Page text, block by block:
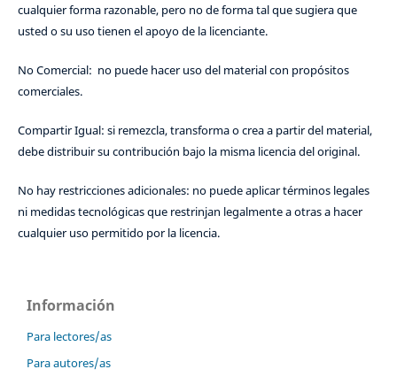
cualquier forma razonable, pero no de forma tal que sugiera que
usted o su uso tienen el apoyo de la licenciante.
No Comercial: no puede hacer uso del material con propósitos
comerciales.
Compartir Igual: si remezcla, transforma o crea a partir del material,
debe distribuir su contribución bajo la misma licencia del original.
No hay restricciones adicionales: no puede aplicar términos legales
ni medidas tecnológicas que restrinjan legalmente a otras a hacer
cualquier uso permitido por la licencia.
Información
Para lectores/as
Para autores/as